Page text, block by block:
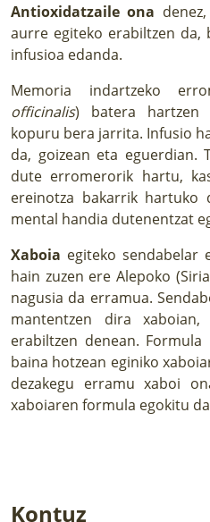
Antioxidatzaile ona
aurre egiteko erabiltzen da,
infusioa edanda.
Memoria indartzeko
officinalis) batera hartzen
kopuru bera jarrita. Infusio
da, goizean eta eguerdian.
dute erromerorik hartu,
ereinotza bakarrik hartuko
mental handia dutenentzat
Xaboia egiteko sendabelar
hain zuzen ere Alepoko
nagusia da erramua.
mantentzen dira
erabiltzen denean.
baina hotzean eginiko
dezakegu erramu xaboi
xaboiaren formula egokitu
Kontuz